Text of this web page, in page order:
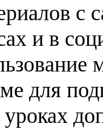
с
и в
для